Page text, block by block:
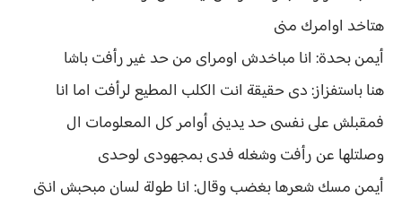
هتاخد اوامرك منى
أيمن بحدة: انا مباخدش اومراى من حد غير رأفت باشا
هنا باستفزاز: دى حقيقة انت الكلب المطيع لرأفت اما انا
فمقبلش على نفسى حد يدينى أوامر كل المعلومات ال
وصلتلها عن رأفت وشغله فدى بمجهودى لوحدى
أيمن مسك شعرها بغضب وقال: انا طولة لسان مبحبش انتى